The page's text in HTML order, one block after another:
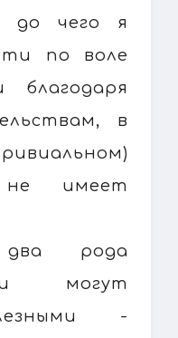
до чего я
по воле
благодаря
в
имеет
два рода
могут
-